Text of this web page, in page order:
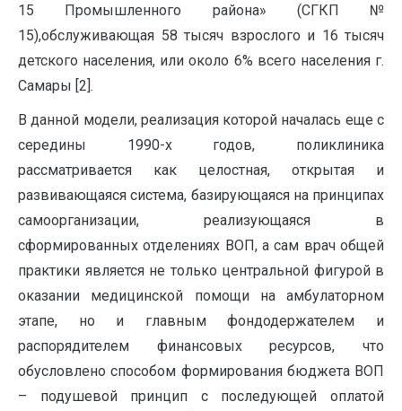
15 Промышленного района» (СГКП №
15),обслуживающая 58 тысяч взрослого и 16 тысяч
детского населения, или около 6% всего населения г.
Самары [2].
В данной модели, реализация которой началась еще с
середины 1990-х годов, поликлиника
рассматривается как целостная, открытая и
развивающаяся система, базирующаяся на принципах
самоорганизации, реализующаяся в
сформированных отделениях ВОП, а сам врач общей
практики является не только центральной фигурой в
оказании медицинской помощи на амбулаторном
этапе, но и главным фондодержателем и
распорядителем финансовых ресурсов, что
обусловлено способом формирования бюджета ВОП
– подушевой принцип с последующей оплатой